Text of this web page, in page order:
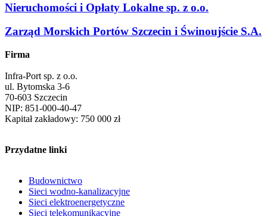
Nieruchomości i Opłaty Lokalne sp. z o.o.
Zarząd Morskich Portów Szczecin i Świnoujście S.A.
Firma
Infra-Port sp. z o.o.
ul. Bytomska 3-6
70-603 Szczecin
NIP: 851-000-40-47
Kapitał zakładowy: 750 000 zł
Przydatne linki
Budownictwo
Sieci wodno-kanalizacyjne
Sieci elektroenergetyczne
Sieci telekomunikacyjne